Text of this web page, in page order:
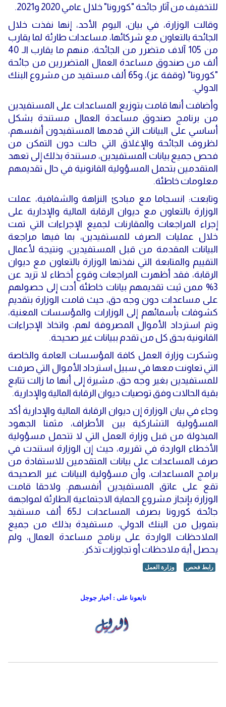
للتخفيف من آثار جائحة "كورونا" خلال عامي 2020 و2021.
وقالت الوزارة، في بيان، اليوم الأحد، إنها نفذت خلال
الجائحة بالتعاون مع شركائها، مساعدات طارئة لما يقارب
من 105 آلاف متضرر من الجائحة، منهم ما يقارب الـ 40
ألف من صندوق مساعدة العمال المتضررين من جائحة
"كورونا" (وقفة عز)، و65 ألف مستفيد من مشروع البنك
الدولي.
وأضافت أنها قامت بتوزيع المساعدات على المستفيدين
من برنامج صندوق مساعدة العمال مستندة بشكل
أساسي على البيانات التي قدمها المستفيدون أنفسهم،
لظروف الجائحة والإغلاق التي حالت دون التمكن من
فحص جميع بيانات المستفيدين، مستندة بذلك إلى تعهد
المتقدمين بتحمل المسؤولية القانونية في حال تقديمهم
معلومات خاطئة.
وتابعت: انسجاما مع مبادئ النزاهة والشفافية، عملت
الوزارة بالتعاون مع ديوان الرقابة المالية والإدارية على
إجراء المراجعات والمقارنات لجميع الإجراءات التي تمت
خلال عمليات الصرف للمستفيدين، بما فيها مراجعة
البيانات المقدمة من قبل المستفيدين، ونتيجة لأعمال
التقييم والمتابعة التي نفذتها الوزارة بالتعاون مع ديوان
الرقابة، فقد أظهرت المراجعات وقوع أخطاء لا تزيد عن
3% ممن ثبت تقديمهم بيانات خاطئة أدت إلى حصولهم
على مساعدات دون وجه حق، حيث قامت الوزارة بتقديم
كشوفات بأسمائهم إلى الوزارات والمؤسسات المعنية،
وتم استرداد الأموال المصروفة لهم، واتخاذ الإجراءات
القانونية بحق كل من تقدم ببيانات غير صحيحة.
وشكرت وزارة العمل كافة المؤسسات العامة والخاصة
التي تعاونت معها في سبيل استرداد الأموال التي صرفت
للمستفيدين بغير وجه حق، مشيرة إلى أنها ما زالت تتابع
بقية الحالات وفق توصيات ديوان الرقابة المالية والإدارية.
وجاء في بيان الوزارة إن ديوان الرقابة المالية والإدارية أكد
المسؤولية التشاركية بين الأطراف، مثمنا الجهود
المبذولة من قبل وزارة العمل التي لا تتحمل مسؤولية
الأخطاء الواردة في تقريره، حيث إن الوزارة استندت في
صرف المساعدات على بيانات المتقدمين للاستفادة من
برامج المساعدات، وأن مسؤولية البيانات غير الصحيحة
تقع على عاتق المستفيدين أنفسهم. ولاحقا قامت
الوزارة بإنجاز مشروع الحماية الاجتماعية الطارئة لمواجهة
جائحة كورونا بصرف المساعدات لـ65 ألف مستفيد
بتمويل من البنك الدولي، مستفيدة بذلك من جميع
الملاحظات الواردة على برنامج مساعدة العمال، ولم
يحصل أية ملاحظات أو تجاوزات تذكر.
رابط فحص وزارة العمل
تابعونا على : أخبار جوجل